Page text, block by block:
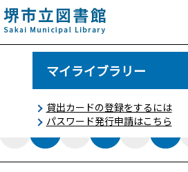
こ
の
ペ
で
マイライブラリー
貸出カードの登録をするには
パスワード発行申請はこちら